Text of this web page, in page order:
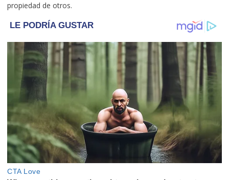
propiedad de otros.